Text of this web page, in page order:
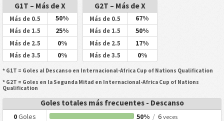
G1T – Más de X
Más de 0.5 50%
Más de 1.5 25%
Más de 2.5 0%
Más de 3.5 0%
G2T – Más de X
Más de 0.5 67%
Más de 1.5 50%
Más de 2.5 17%
Más de 3.5 0%
* G1T = Goles al Descanso en Internacional-Africa Cup of Nations Qualification
* G2T = Goles en la Segunda Mitad en Internacional-Africa Cup of Nations
Qualification
Goles totales más frecuentes - Descanso
0Goles 50% / 6veces